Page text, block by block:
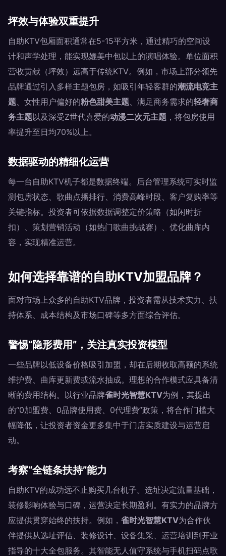
坪效与体验双重提升
自助KTV包厢面积通常在5-15平方米，通过精巧的空间设
计和声学处理，能实现媲美中包以上的演唱体验。单位面积
营收贡献（坪效）远高于传统KTV。例如，市场上部分领先
品牌通过引入多样主题包房，如吸引年轻客群的潮流电竞主
题、女性用户偏好的粉色甜美主题、满足商务需求的轻奢商
务主题以及深受Z世代喜爱的动漫二次元主题 ，将包房使用
率提升至日均70%以上。
数据驱动的精细化运营
每一台自助KTV机子都是数据终端。后台管理系统可实时监
测包房状态、歌曲点播排行、消费高峰时段、客户复购率等
关键指标。投资者可依据数据调整定价策略（如闲时折
扣）、策划营销活动（如热门歌曲挑战赛）、优化曲库内
容，实现精准运营。
如何选择靠谱的自助KTV加盟品牌？
面对市场上众多的自助KTV品牌，投资者需从技术实力、扶
持体系、成本结构及市场口碑等多方面综合评估。
警惕“隐形费用”，关注真实投资模型
一些品牌以低设备价格吸引加盟，却在后期收取高额的系统
维护费、曲库更新费或流水抽成。理想的合作模式应具备清
晰的费用结构。以行业品牌雀时光智慧KTV为例，其提出
的“0加盟费、0品牌使用费、0代理费”政策，将合作门槛大
幅降低，让投资者资金更多集中于门店实质建设与运营启
动。
考察“全链条扶持”能力
自助KTV的成功远不止购买几台机子。选址决定流量基础，
装修影响体验与口碑，运营决定长期盈利。有实力的品牌方
应提供贯穿始终的扶持。例如， 雀时光智慧KTV为合作伙
伴提供从选址评估、装修设计、设备集采、运营培训到开业
指导的十大全包服务。其智能无人值守系统与手机扫码点歌